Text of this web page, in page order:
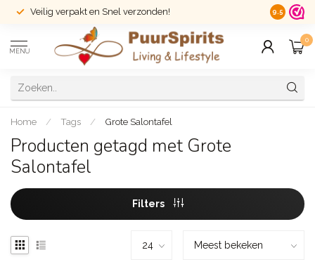
Veilig verpakt en Snel verzonden! 14 dagen
9.5
MENU
0
Home / Tags / Grote Salontafel
Producten getagd met Grote
Salontafel
Filters